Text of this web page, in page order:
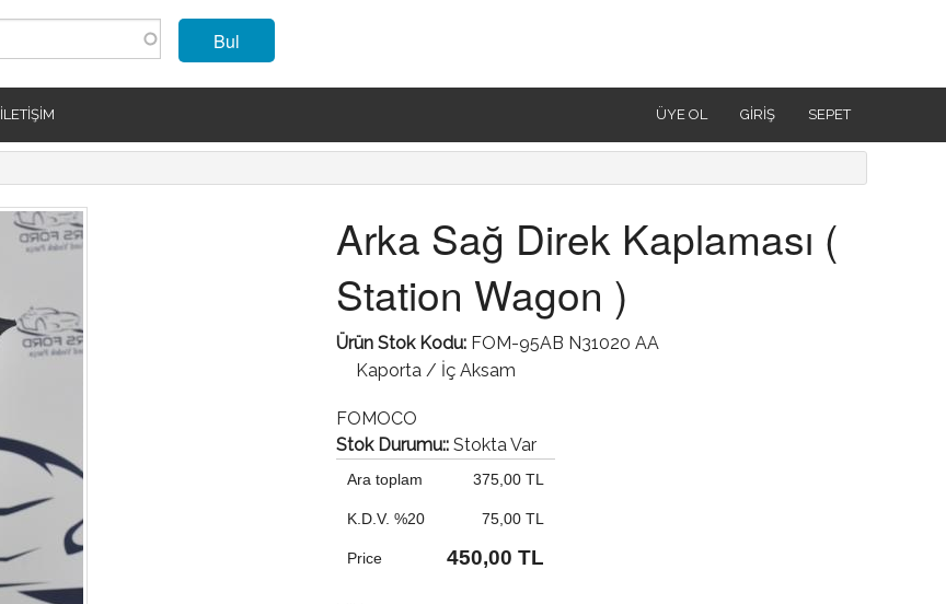
Bul
İLETIŞIM ÜYE OL GIRIŞ SEPET
Arka Sağ Direk Kaplaması (
Station Wagon )
Ürün Stok Kodu: FOM-95AB N31020 AA
Kaporta / İç Aksam
FOMOCO
Stok Durumu:: Stokta Var
Ara toplam 375,00 TL
K.D.V. %20 75,00 TL
Price 450,00 TL